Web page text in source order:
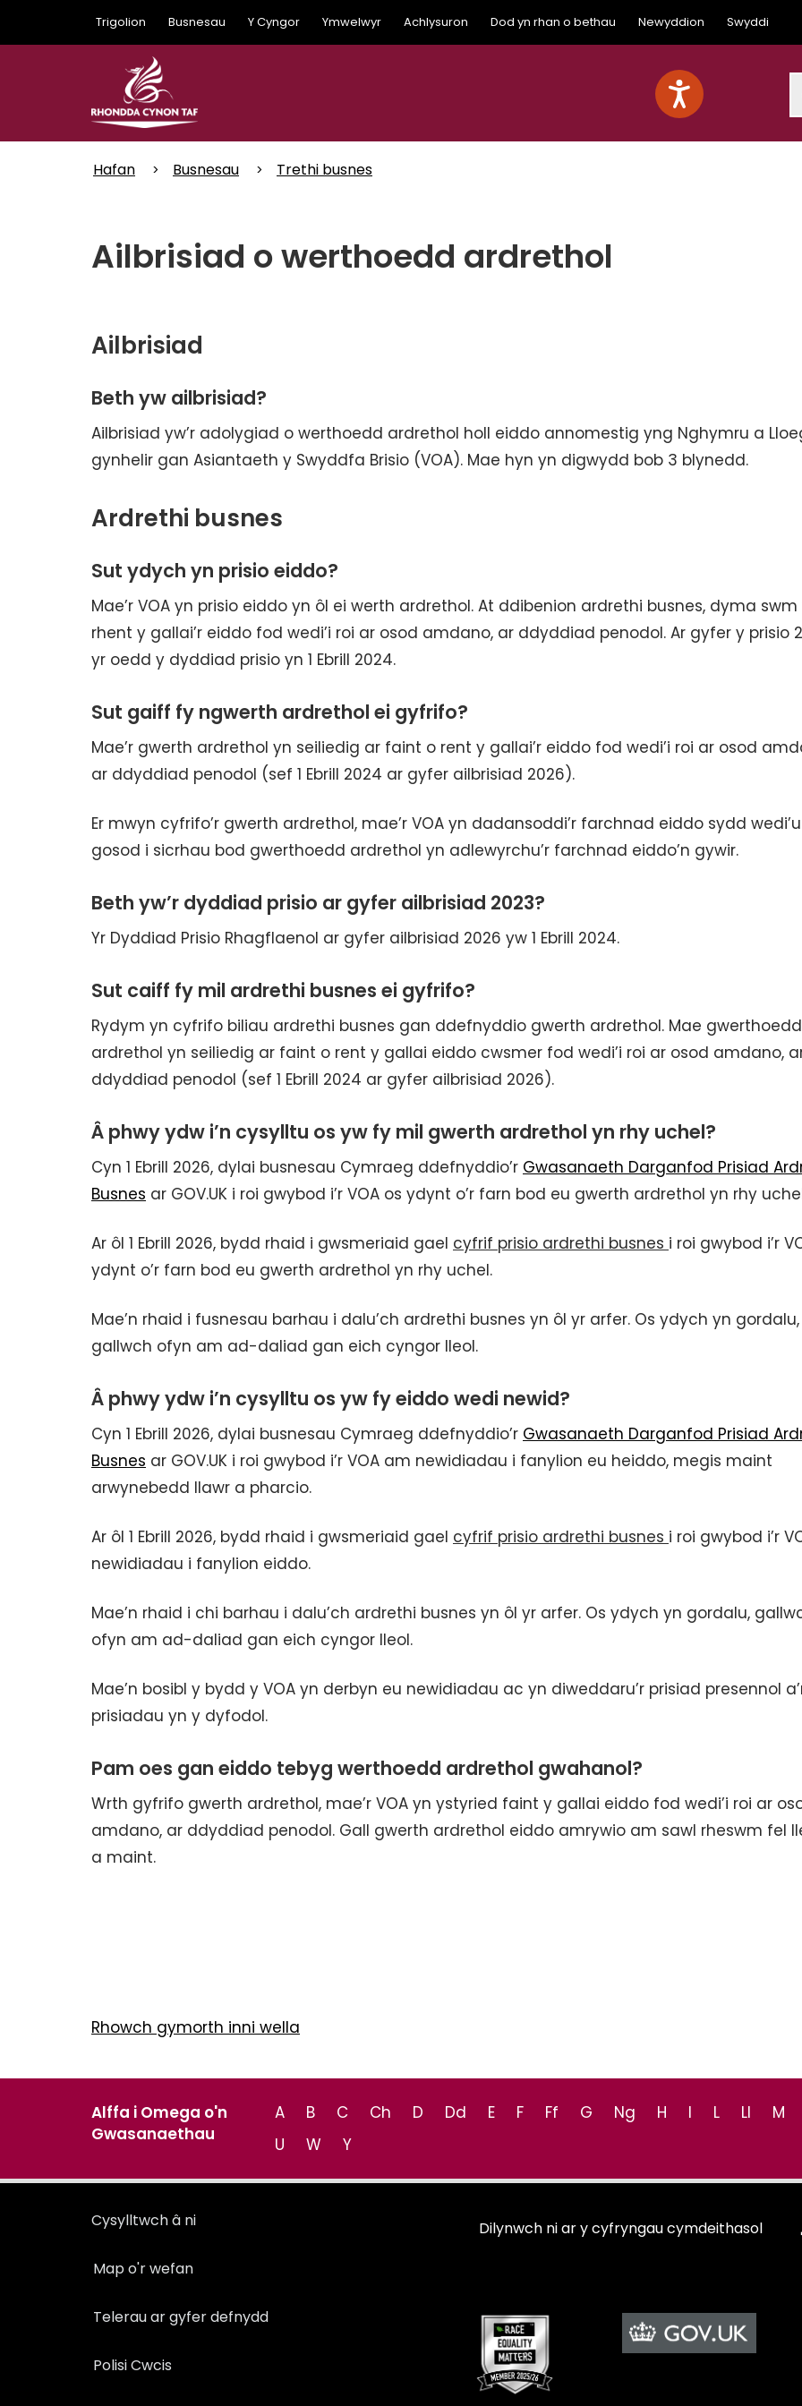
main
Trigolion Busnesau Y Cyngor Ymwelwyr Achlysuron Dod yn rhan o bethau Newyddion Swyddi
Hafan Busnesau Trethi busnes
Ailbrisiad o werthoedd ardrethol
Ailbrisiad
Beth yw ailbrisiad?
Ailbrisiad yw’r adolygiad o werthoedd ardrethol holl eiddo annomestig yng Nghymru a
gynhelir gan Asiantaeth y Swyddfa Brisio (VOA). Mae hyn yn digwydd bob 3 blynedd.
Ardrethi busnes
Sut ydych yn prisio eiddo?
Mae’r VOA yn prisio eiddo yn ôl ei werth ardrethol. At ddibenion ardrethi busnes, dyma swm
rhent y gallai’r eiddo fod wedi’i roi ar osod amdano, ar ddyddiad penodol. Ar gyfer y prisio
yr oedd y dyddiad prisio yn 1 Ebrill 2024.
Sut gaiff fy ngwerth ardrethol ei gyfrifo?
Mae’r gwerth ardrethol yn seiliedig ar faint o rent y gallai’r eiddo fod wedi’i roi ar osod
ar ddyddiad penodol (sef 1 Ebrill 2024 ar gyfer ailbrisiad 2026).
Er mwyn cyfrifo’r gwerth ardrethol, mae’r VOA yn dadansoddi’r farchnad eiddo sydd wedi’u
gosod i sicrhau bod gwerthoedd ardrethol yn adlewyrchu’r farchnad eiddo’n gywir.
Beth yw’r dyddiad prisio ar gyfer ailbrisiad 2023?
Yr Dyddiad Prisio Rhagflaenol ar gyfer ailbrisiad 2026 yw 1 Ebrill 2024.
Sut caiff fy mil ardrethi busnes ei gyfrifo?
Rydym yn cyfrifo biliau ardrethi busnes gan ddefnyddio gwerth ardrethol. Mae gwerthoedd
ardrethol yn seiliedig ar faint o rent y gallai eiddo cwsmer fod wedi’i roi ar osod amdano,
ddyddiad penodol (sef 1 Ebrill 2024 ar gyfer ailbrisiad 2026).
Â phwy ydw i’n cysylltu os yw fy mil gwerth ardrethol yn rhy uchel?
Cyn 1 Ebrill 2026, dylai busnesau Cymraeg ddefnyddio’r Gwasanaeth Darganfod Prisiad
Busnes ar GOV.UK i roi gwybod i’r VOA os ydynt o’r farn bod eu gwerth ardrethol yn rhy
Ar ôl 1 Ebrill 2026, bydd rhaid i gwsmeriaid gael cyfrif prisio ardrethi busnes i roi gwybod i’r
ydynt o’r farn bod eu gwerth ardrethol yn rhy uchel.
Mae’n rhaid i fusnesau barhau i dalu’ch ardrethi busnes yn ôl yr arfer. Os ydych yn gordalu,
gallwch ofyn am ad-daliad gan eich cyngor lleol.
Â phwy ydw i’n cysylltu os yw fy eiddo wedi newid?
Cyn 1 Ebrill 2026, dylai busnesau Cymraeg ddefnyddio’r Gwasanaeth Darganfod Prisiad
Busnes ar GOV.UK i roi gwybod i’r VOA am newidiadau i fanylion eu heiddo, megis maint
arwynebedd llawr a pharcio.
Ar ôl 1 Ebrill 2026, bydd rhaid i gwsmeriaid gael cyfrif prisio ardrethi busnes i roi gwybod i’r
newidiadau i fanylion eiddo.
Mae’n rhaid i chi barhau i dalu’ch ardrethi busnes yn ôl yr arfer. Os ydych yn gordalu,
ofyn am ad-daliad gan eich cyngor lleol.
Mae’n bosibl y bydd y VOA yn derbyn eu newidiadau ac yn diweddaru’r prisiad presennol
prisiadau yn y dyfodol.
Pam oes gan eiddo tebyg werthoedd ardrethol gwahanol?
Wrth gyfrifo gwerth ardrethol, mae’r VOA yn ystyried faint y gallai eiddo fod wedi’i roi ar
amdano, ar ddyddiad penodol. Gall gwerth ardrethol eiddo amrywio am sawl rheswm fel
a maint.
Rhowch gymorth inni wella
Alffa i Omega o'n
Gwasanaethau
A B C Ch D Dd E F Ff G Ng H I L Ll M
U
W Y
Cysylltwch â ni
Map o'r wefan
Telerau ar gyfer defnydd
Polisi Cwcis
Dilynwch ni ar y cyfryngau cymdeithasol